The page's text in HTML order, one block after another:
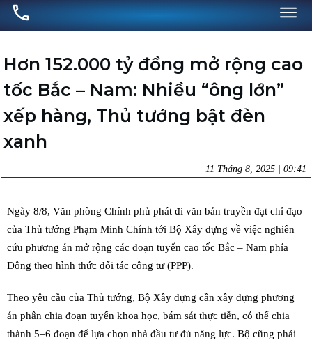
Hơn 152.000 tỷ đồng mở rộng cao
tốc Bắc – Nam: Nhiều “ông lớn”
xếp hàng, Thủ tướng bật đèn
xanh
11 Tháng 8, 2025 | 09:41
Ngày 8/8, Văn phòng Chính phủ phát đi văn bản truyền đạt chỉ đạo
của Thủ tướng Phạm Minh Chính tới Bộ Xây dựng về việc nghiên
cứu phương án mở rộng các đoạn tuyến cao tốc Bắc – Nam phía
Đông theo hình thức đối tác công tư (PPP).
Theo yêu cầu của Thủ tướng, Bộ Xây dựng cần xây dựng phương
án phân chia đoạn tuyến khoa học, bám sát thực tiễn, có thể chia
thành 5–6 đoạn để lựa chọn nhà đầu tư đủ năng lực. Bộ cũng phải